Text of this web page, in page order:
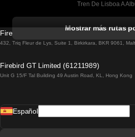
Tren De Lisboa A
Tren De Lisboa A
Tren De Lisboa A
Mostrar más rutas
Firebird GT Limited (OC 1451)
432, Triq Fleur de Lys, Suite 1, Birkirkara, BKR 9061,
Firebird GT Limited (61211989)
Unit G 15/F Tal Building 49 Austin Road, KL, Hong Kong
Español